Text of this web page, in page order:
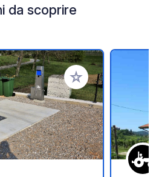
da scoprire
Aggiungi ai tuoi